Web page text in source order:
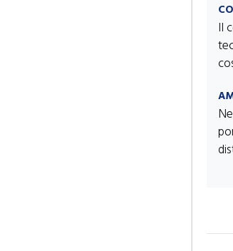
Il